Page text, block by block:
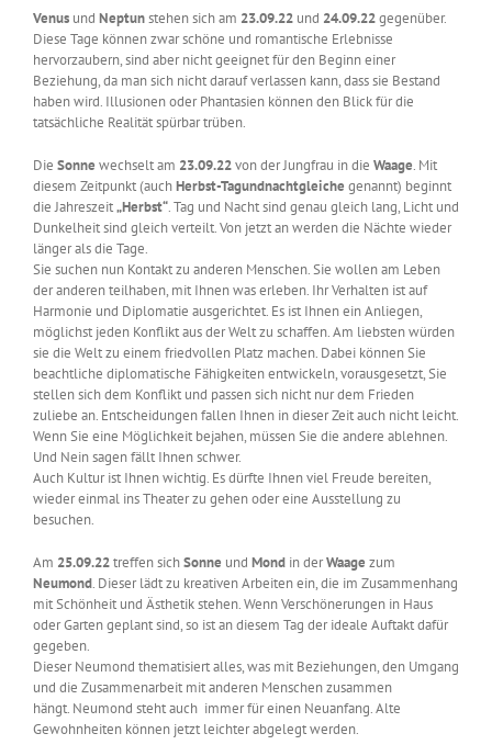
Venus und Neptunstehen sich am 23.09.22 und 24.09.22gegenüber.
Diese Tage können zwar schöne und romantische Erlebnisse
hervorzaubern, sind aber nicht geeignet für den Beginn einer
Beziehung, da man sich nicht darauf verlassen kann, dass sie Bestand
haben wird. Illusionen oder Phantasien können den Blick für die
tatsächliche Realität spürbar trüben.
Die Sonne wechselt am 23.09.22von der Jungfrau in die Waage. Mit
diesem Zeitpunkt (auchHerbst-Tagundnachtgleiche genannt) beginnt
die Jahreszeit„Herbst“. Tag und Nacht sind genau gleich lang, Licht und
Dunkelheit sind gleich verteilt. Von jetzt an werden die Nächte wieder
länger als die Tage.
Sie suchen nun Kontakt zu anderen Menschen. Sie wollen am Leben
der anderen teilhaben, mit Ihnen was erleben. Ihr Verhalten ist auf
Harmonie und Diplomatie ausgerichtet. Es ist Ihnen ein Anliegen,
möglichst jeden Konflikt aus der Welt zu schaffen. Am liebsten würden
sie die Welt zu einem friedvollen Platz machen. Dabei können Sie
beachtliche diplomatische Fähigkeiten entwickeln, vorausgesetzt, Sie
stellen sich dem Konflikt und passen sich nicht nur dem Frieden
zuliebe an. Entscheidungen fallen Ihnen in dieser Zeit auch nicht leicht.
Wenn Sie eine Möglichkeit bejahen, müssen Sie die andere ablehnen.
Und Nein sagen fällt Ihnen schwer.
Auch Kultur ist Ihnen wichtig. Es dürfte Ihnen viel Freude bereiten,
wieder einmal ins Theater zu gehen oder eine Ausstellung zu
besuchen.
Am 25.09.22treffen sichSonne und Mond in derWaage zum
Neumond. Dieser lädt zu kreativen Arbeiten ein, die im Zusammenhang
mit Schönheit und Ästhetik stehen. Wenn Verschönerungen in Haus
oder Garten geplant sind, so ist an diesem Tag der ideale Auftakt dafür
gegeben.
Dieser Neumond thematisiert alles, was mit Beziehungen, den Umgang
und die Zusammenarbeit mit anderen Menschen zusammen
hängt. Neumond steht auch immer für einen Neuanfang. Alte
Gewohnheiten können jetzt leichter abgelegt werden.